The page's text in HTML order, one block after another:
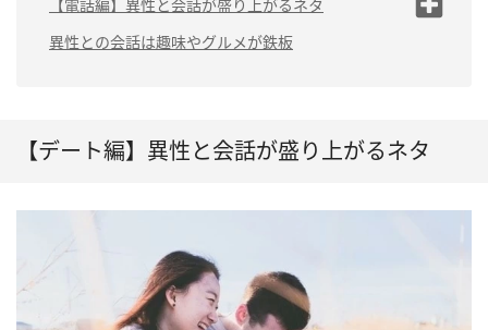
いて
（3）普段の休日の過ごし方
（6）将来の目標や夢
（2）好きな動物
（5）好きな食べ物やグルメ
【電話編】異性と会話が盛り上がるネタ
（1）今困っていることなどの悩み事
相談
（4）好きな異性のタイプ
異性との会話は趣味やグルメが鉄板
【デート編】異性と会話が盛り上がるネタ